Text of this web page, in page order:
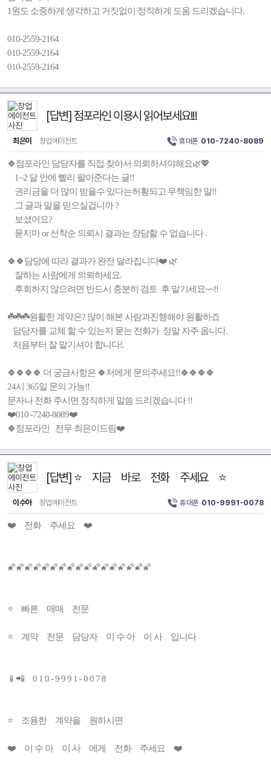
1원도 소중하게 생각하고 거짓없이 정직하게 도움 드리겠습니다.
010-2559-2164
010-2559-2164
010-2559-2164
[답변] 점포라인 이용시 읽어보세요!!!
최은이 창업에이전트 휴대폰 010-7240-8089
🍀점포라인 담당자를 직접 찾아서 의뢰하셔야해요🌿💖
1~2 달 안에 빨리 팔아준다는 글!!
권리금을 더 많이 받을수 있다는허황되고 무책임한 말!!
그 글과 말을 믿으실겁니까 ?
보셨어요?
묻지마 or 선착순 의뢰시 결과는 장담할 수 없습니다 .
🍀🍀담당에 따라 결과가 완전 달라집니다❤️ 🌿
잘하는 사람에게 의뢰하세요.
후회하지 않으려면 반드시 충분히 검토 후 맡기세요~~!!
☘️☘️☘️원활한 계약은? 많이 해본 사람과진행해야 원활하죠
담당자를 교체 할 수 있는지 묻는 전화가 정말 자주 옵니다.
처음부터 잘 맡기셔야 합니다!.
🍀🍀🍀🍀 더 궁금사항은 🍀저에게 문의주세요!!🍀🍀🍀🍀
24시 365일 문의 가능!!
문자나 전화 주시면 정직하게 말씀 드리겠습니다 !!
❤️010 -7240-8089❤️
🍀점포라인 전무 최은이드림❤️
[답변] ⭐ 지금 바로 전화 주세요 ⭐
이수아 창업에이전트 휴대폰 010-9991-0078
❤️ 전화 주세요 ❤️
🌠🌠🌠🌠🌠🌠🌠🌠🌠🌠🌠🌠🌠🌠🌠🌠🌠
⭐ 빠른 매매 전문
⭐ 계약 전문 담당자 이 수 아 이 사 입니다
📱📲 0 1 0 - 9 9 9 1 - 0 0 7 8
⭐ 조용한 계약을 원하시면
❤️ 이 수 아 이 사 에게 전화 주세요 ❤️